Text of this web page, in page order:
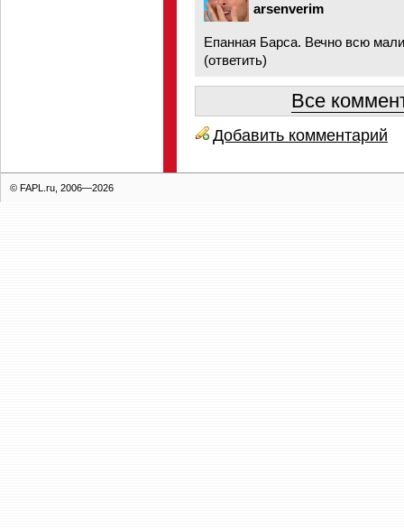
arsenverim
Епанная Барса. Вечно всю
(ответить)
Все
Добавить комментарий
© FAPL.ru, 2006—2026